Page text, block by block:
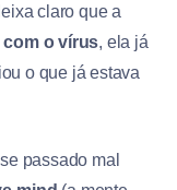
claro que a
com o vírus, ela já
o que já estava
passado mal